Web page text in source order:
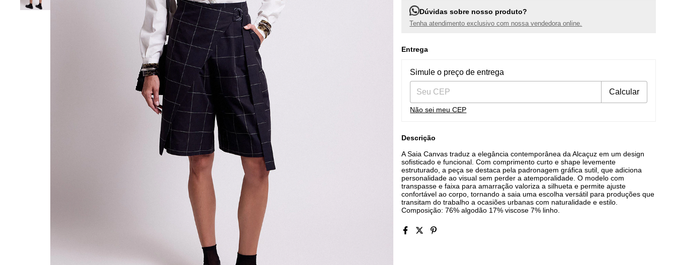
Dúvidas sobre nosso produto?
Tenha atendimento exclusivo com nossa vendedora online.
Entrega
Entregas para o CEP:
Simule o preço de entrega
Calcular
Não sei meu CEP
Descrição
A Saia Canvas traduz a elegância contemporânea da Alcaçuz em um design
sofisticado e funcional. Com comprimento curto e shape levemente
estruturado, a peça se destaca pela padronagem gráfica sutil, que adiciona
personalidade ao visual sem perder a atemporalidade. O modelo com
transpasse e faixa para amarração valoriza a silhueta e permite ajuste
confortável ao corpo, tornando a saia uma escolha versátil para produções que
transitam do trabalho a ocasiões urbanas com naturalidade e estilo.
Composição: 76% algodão 17% viscose 7% linho.